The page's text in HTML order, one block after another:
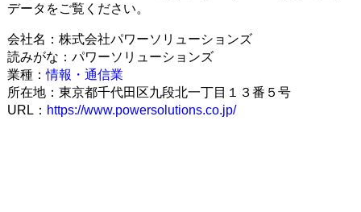
データをご覧ください。
会社名：株式会社パワーソリューションズ
読みがな：パワーソリューションズ
業種：情報・通信業
所在地：東京都千代田区九段北一丁目１３番５号
URL： https://www.powersolutions.co.jp/